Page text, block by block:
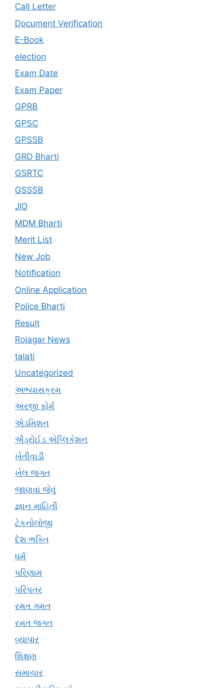
Call Letter
Document Verification
E-Book
election
Exam Date
Exam Paper
GPRB
GPSC
GPSSB
GRD Bharti
GSRTC
GSSSB
JIO
MDM Bharti
Merit List
New Job
Notification
Online Application
Police Bharti
Result
Rojagar News
talati
Uncategorized
અભ્યાસક્રમ
અરજી ફોર્મ
એડમિશન
એંડ્રોઈડ એપ્લિકેશન
ખેતીવાડી
ખેલ જગત
જાણવા જેવું
જ્ઞાન માહિતી
ટેકનોલોજી
દેશ ભક્તિ
ધર્મ
પરિણામ
પરિપત્ર
રમત ગમત
રમત જગત
વ્યાપાર
શિક્ષણ
સમાચાર